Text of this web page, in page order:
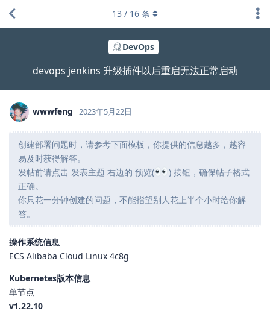
DevOps
devops jenkins 升级插件以后重启无法正常启动
13 / 16 条
wwwfeng 2023年5月22日
创建部署问题时，请参考下面模板，你提供的信息越多，越容
易及时获得解答。
发帖前请点击 发表主题 右边的 预览(
) 按钮，确保帖子格式
正确。
你只花一分钟创建的问题，不能指望别人花上半个小时给你解
答。
操作系统信息
ECS Alibaba Cloud Linux 4c8g
Kubernetes版本信息
单节点
v1.22.10